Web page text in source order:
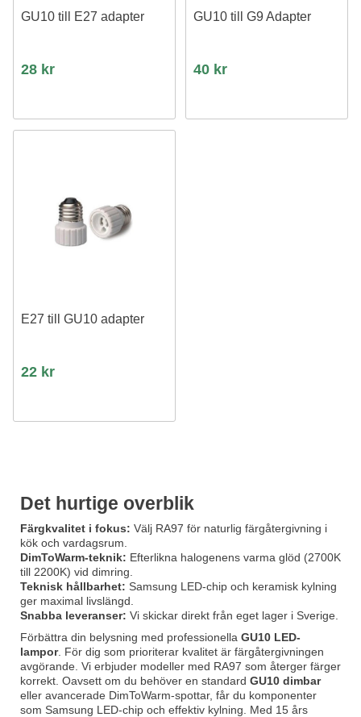
GU10 till E27 adapter
28 kr
GU10 till G9 Adapter
40 kr
E27 till GU10 adapter
22 kr
Det hurtige overblik
Färgkvalitet i fokus: Välj RA97 för naturlig färgåtergivning i
kök och vardagsrum.
DimToWarm-teknik: Efterlikna halogenens varma glöd (2700K
till 2200K) vid dimring.
Teknisk hållbarhet: Samsung LED-chip och keramisk kylning
ger maximal livslängd.
Snabba leveranser: Vi skickar direkt från eget lager i Sverige.
Förbättra din belysning med professionella GU10 LED-
lampor. För dig som prioriterar kvalitet är färgåtergivningen
avgörande. Vi erbjuder modeller med RA97 som återger färger
korrekt. Oavsett om du behöver en standard GU10 dimbar
eller avancerade DimToWarm-spottar, får du komponenter
som Samsung LED-chip och effektiv kylning. Med 15 års